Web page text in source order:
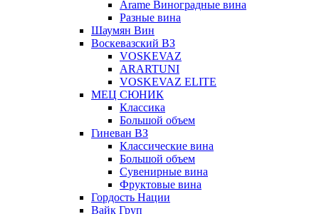
Arame Виноградные вина
Разные вина
Шаумян Вин
Воскевазский ВЗ
VOSKEVAZ
ARARTUNI
VOSKEVAZ ELITE
МЕЦ СЮНИК
Классика
Большой объем
Гиневан ВЗ
Классические вина
Большой объем
Сувенирные вина
Фруктовые вина
Гордость Нации
Вайк Груп